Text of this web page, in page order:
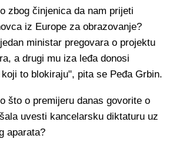
zbog činjenica da nam prijeti
iz Europe za obrazovanje?
ministar pregovara o projektu
a drugi mu iza leđa donosi
to blokiraju", pita se Peđa Grbin.
što o premijeru danas govorite o
uvesti kancelarsku diktaturu uz
aparata?